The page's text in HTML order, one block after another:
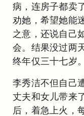
病，连房子都卖
劝她，希望她能
之意，还说自己
会。结果没过两
终年仅三十七岁。
李秀洁不但自己
丈夫和女儿带来
后，着急上火，